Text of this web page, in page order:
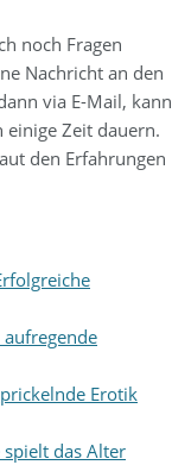
noch Fragen
Nachricht an den
via E-Mail, kann
Zeit dauern.
den Erfahrungen
Erotik
spielt das Alter